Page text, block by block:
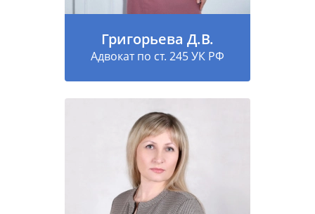
Григорьева Д.В.
Адвокат по ст. 245 УК РФ